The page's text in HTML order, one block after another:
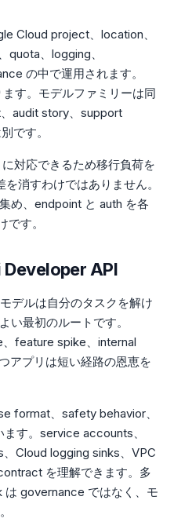
Cloud project、location、
、logging、
の中で運用されます。
す。モデルファミリーは同
audit story、support
です。
対応できるため移行負荷を
消すわけではありません。
め、endpoint と auth を各
す。
Developer API
デルは自分のタスクを解け
い最初のルートです。
feature spike、internal
アプリは短い経路の恩恵を
format、safety behavior、
す。service accounts、
Cloud logging sinks、VPC
を理解できます。多
governance ではなく、モ